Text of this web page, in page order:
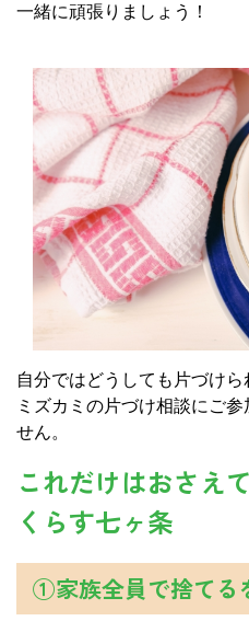
一緒に頑張りましょう！
自分ではどうしても片づけら
ミズカミの片づけ相談にご
せん。
これだけはおさえ
くらす七ヶ条
①家族全員で捨てる